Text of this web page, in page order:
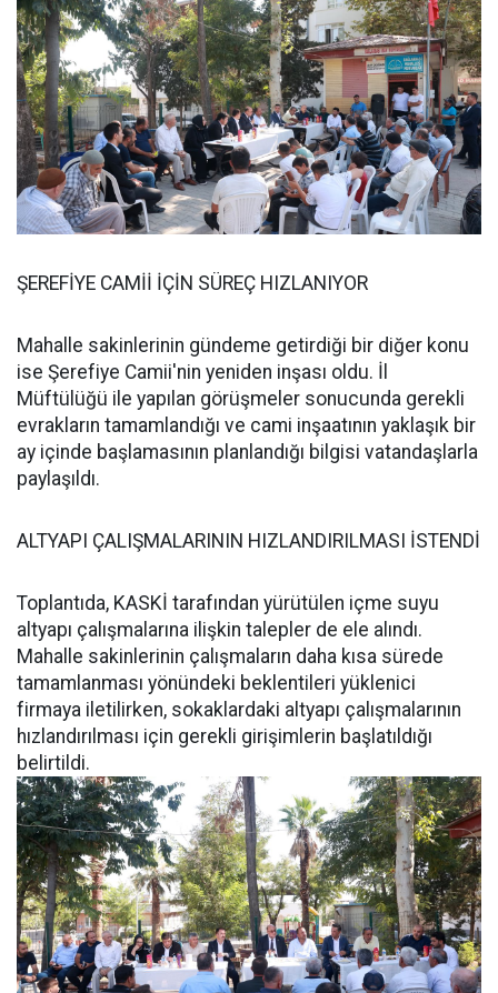
ŞEREFİYE CAMİİ İÇİN SÜREÇ HIZLANIYOR
Mahalle sakinlerinin gündeme getirdiği bir diğer konu
ise Şerefiye Camii'nin yeniden inşası oldu. İl
Müftülüğü ile yapılan görüşmeler sonucunda gerekli
evrakların tamamlandığı ve cami inşaatının yaklaşık bir
ay içinde başlamasının planlandığı bilgisi vatandaşlarla
paylaşıldı.
ALTYAPI ÇALIŞMALARININ HIZLANDIRILMASI İSTENDİ
Toplantıda, KASKİ tarafından yürütülen içme suyu
altyapı çalışmalarına ilişkin talepler de ele alındı.
Mahalle sakinlerinin çalışmaların daha kısa sürede
tamamlanması yönündeki beklentileri yüklenici
firmaya iletilirken, sokaklardaki altyapı çalışmalarının
hızlandırılması için gerekli girişimlerin başlatıldığı
belirtildi.